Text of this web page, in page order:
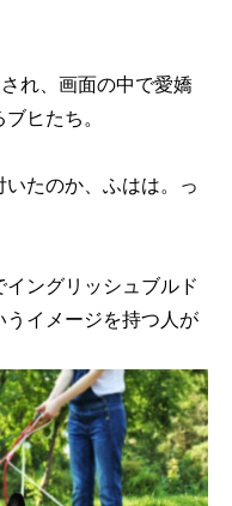
れ、画面の中で愛嬌
ヒたち。
たのか、ふはは。っ
ングリッシュブルド
イメージを持つ人が